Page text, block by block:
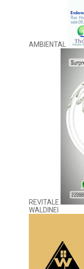
AMBIENTAL
REVITALE
WALDINEI